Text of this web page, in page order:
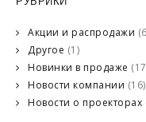
Акции и распродажи
Другое (1)
Новинки в продаже
Новости компании (16)
Новости о проекторах